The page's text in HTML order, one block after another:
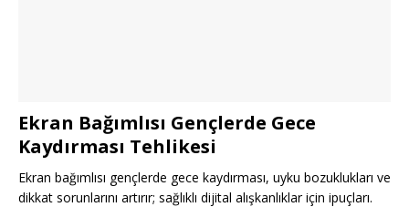
Ekran Bağımlısı Gençlerde Gece
Kaydırması Tehlikesi
Ekran bağımlısı gençlerde gece kaydırması, uyku bozuklukları ve
dikkat sorunlarını artırır; sağlıklı dijital alışkanlıklar için ipuçları.